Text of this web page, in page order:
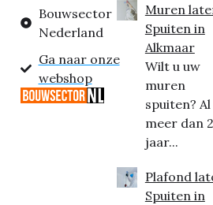
Bouwsector
Nederland
Ga naar onze
webshop
Muren
Spuiten in
Alkmaar
Wilt u uw
muren
spuiten? Al
meer dan
jaar...
Plafond
Spuiten in